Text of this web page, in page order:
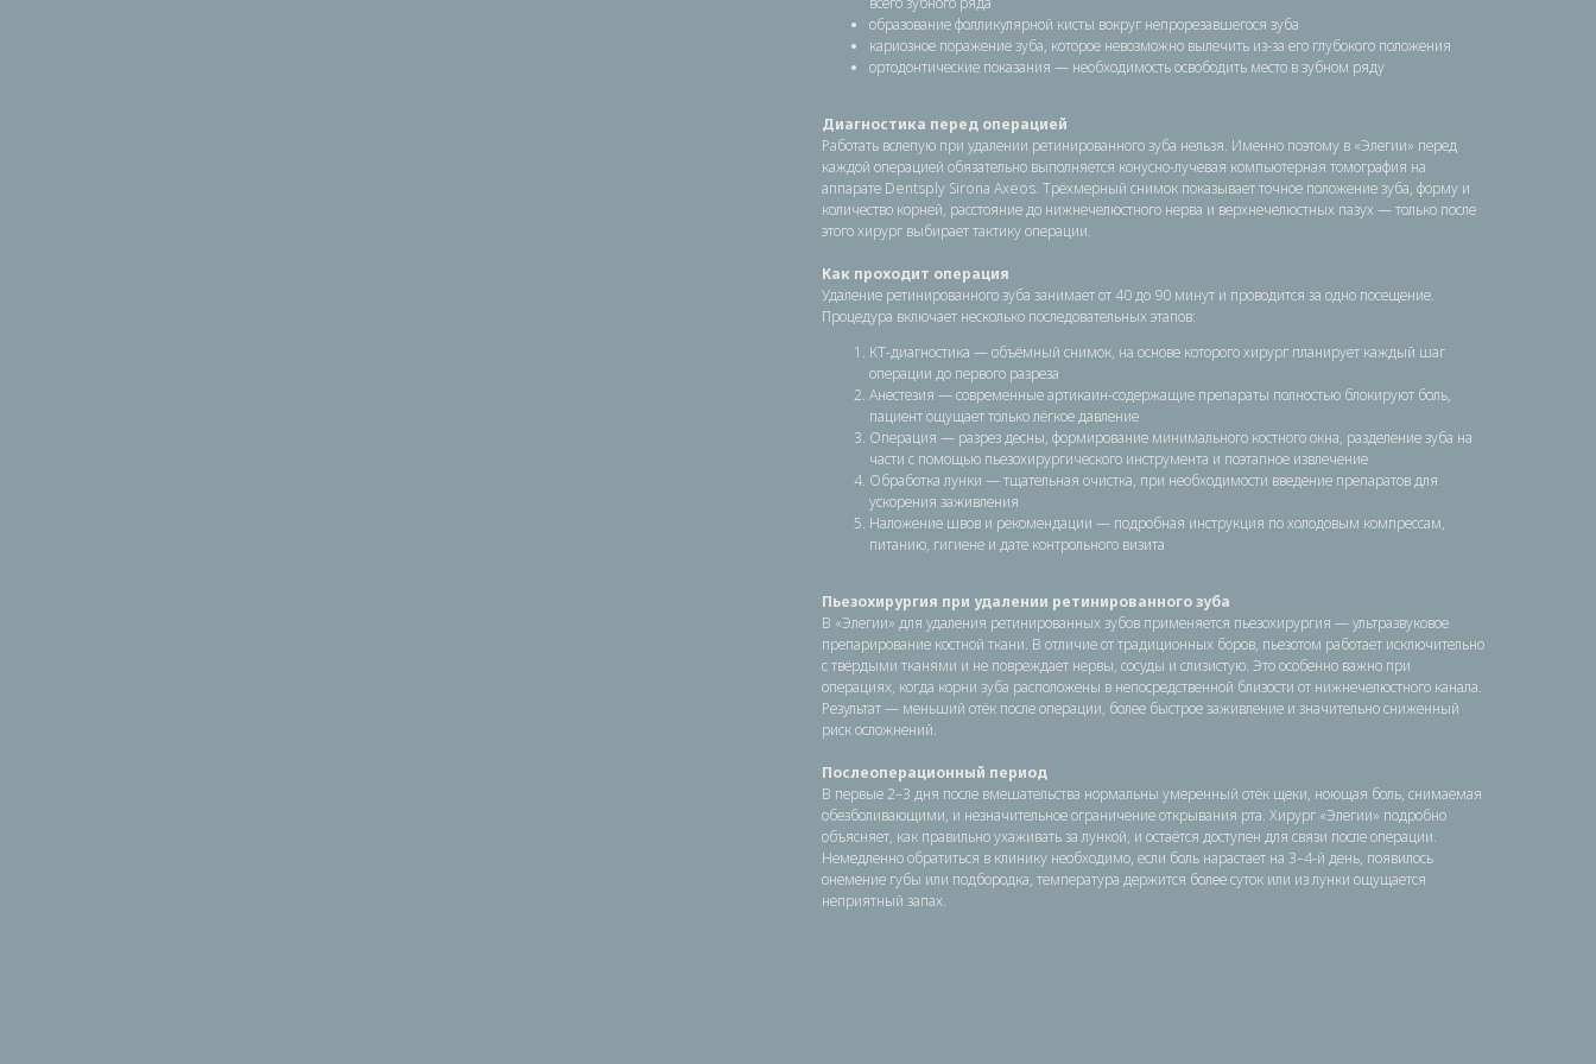
образование фолликулярной кисты вокруг непрорезавшегося зуба
кариозное поражение зуба, которое невозможно вылечить из-за его глубокого положения
ортодонтические показания — необходимость освободить место в зубном ряду
Диагностика перед операцией
Работать вслепую при удалении ретинированного зуба нельзя. Именно поэтому в «Элегии» перед
каждой операцией обязательно выполняется конусно-лучевая компьютерная томография на
аппарате Dentsply Sirona Axeos. Трёхмерный снимок показывает точное положение зуба, форму и
количество корней, расстояние до нижнечелюстного нерва и верхнечелюстных пазух — только после
этого хирург выбирает тактику операции.
Как проходит операция
Удаление ретинированного зуба занимает от 40 до 90 минут и проводится за одно посещение.
Процедура включает несколько последовательных этапов:
​КТ-диагностика — объёмный снимок, на основе которого хирург планирует каждый шаг
операции до первого разреза
Анестезия — современные артикаин-содержащие препараты полностью блокируют боль,
пациент ощущает только лёгкое давление
Операция — разрез десны, формирование минимального костного окна, разделение зуба на
части с помощью пьезохирургического инструмента и поэтапное извлечение
Обработка лунки — тщательная очистка, при необходимости введение препаратов для
ускорения заживления
Наложение швов и рекомендации — подробная инструкция по холодовым компрессам,
питанию, гигиене и дате контрольного визита
Пьезохирургия при удалении ретинированного зуба
В «Элегии» для удаления ретинированных зубов применяется пьезохирургия — ультразвуковое
препарирование костной ткани. В отличие от традиционных боров, пьезотом работает исключительно
с твёрдыми тканями и не повреждает нервы, сосуды и слизистую. Это особенно важно при
операциях, когда корни зуба расположены в непосредственной близости от нижнечелюстного канала.
Результат — меньший отёк после операции, более быстрое заживление и значительно сниженный
риск осложнений.
Послеоперационный период
В первые 2–3 дня после вмешательства нормальны умеренный отёк щеки, ноющая боль, снимаемая
обезболивающими, и незначительное ограничение открывания рта. Хирург «Элегии» подробно
объясняет, как правильно ухаживать за лункой, и остаётся доступен для связи после операции.
Немедленно обратиться в клинику необходимо, если боль нарастает на 3–4-й день, появилось
онемение губы или подбородка, температура держится более суток или из лунки ощущается
неприятный запах.